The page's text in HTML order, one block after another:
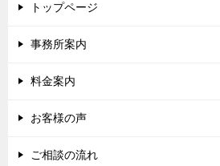
トップページ
事務所案内
料金案内
お客様の声
ご相談の流れ